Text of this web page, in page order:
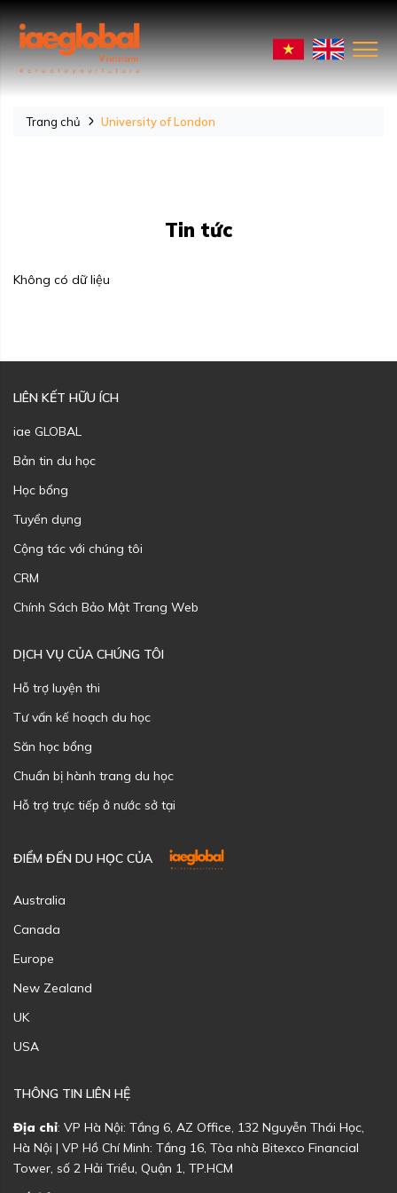
Trang chủ University of London
Tin tức
Không có dữ liệu
LIÊN KẾT HỮU ÍCH
iae GLOBAL
Bản tin du học
Học bổng
Tuyển dụng
Cộng tác với chúng tôi
CRM
Chính Sách Bảo Mật Trang Web
DỊCH VỤ CỦA CHÚNG TÔI
Hỗ trợ luyện thi
Tư vấn kế hoạch du học
Săn học bổng
Chuẩn bị hành trang du học
Hỗ trợ trực tiếp ở nước sở tại
ĐIỂM ĐẾN DU HỌC CỦA
Australia
Canada
Europe
New Zealand
UK
USA
THÔNG TIN LIÊN HỆ
Địa chỉ: VP Hà Nội: Tầng 6, AZ Office, 132 Nguyễn Thái Học,
Hà Nội | VP Hồ Chí Minh: Tầng 16, Tòa nhà Bitexco Financial
Tower, số 2 Hải Triều, Quận 1, TP.HCM